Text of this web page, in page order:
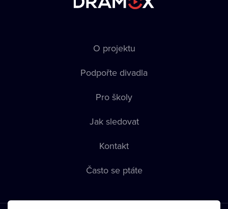
O projektu
Podpořte divadla
Pro školy
Jak sledovat
Kontakt
Často se ptáte